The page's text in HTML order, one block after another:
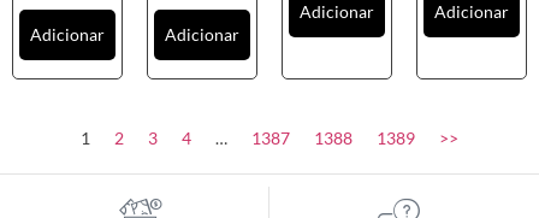
Adicionar Adicionar
Adicionar Adicionar
1 2 3 4 … 1387 1388 1389 >>